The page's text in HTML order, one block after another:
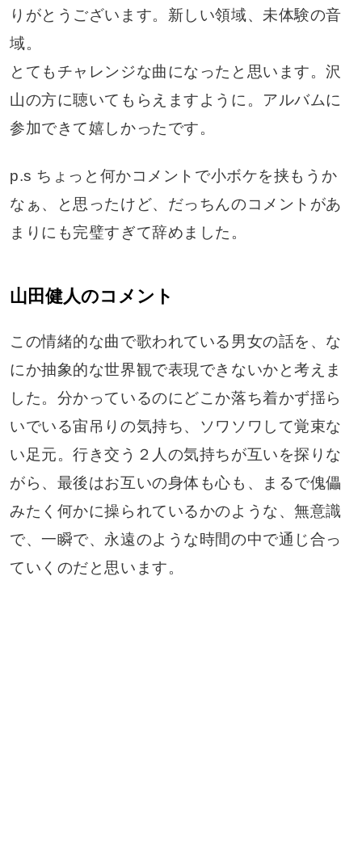
りがとうございます。新しい領域、未体験の音
域。
とてもチャレンジな曲になったと思います。沢
山の方に聴いてもらえますように。アルバムに
参加できて嬉しかったです。
p.s ちょっと何かコメントで小ボケを挟もうか
なぁ、と思ったけど、だっちんのコメントがあ
まりにも完璧すぎて辞めました。
山田健人のコメント
この情緒的な曲で歌われている男女の話を、な
にか抽象的な世界観で表現できないかと考えま
した。分かっているのにどこか落ち着かず揺ら
いでいる宙吊りの気持ち、ソワソワして覚束な
い足元。行き交う２人の気持ちが互いを探りな
がら、最後はお互いの身体も心も、まるで傀儡
みたく何かに操られているかのような、無意識
で、一瞬で、永遠のような時間の中で通じ合っ
ていくのだと思います。